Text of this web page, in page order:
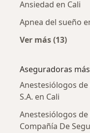
Ansiedad en Cali
Apnea del sueño
Ver más (13)
Aseguradoras
Anestesiólogos
S.A. en Cali
Anestesiólogos
Compañía De